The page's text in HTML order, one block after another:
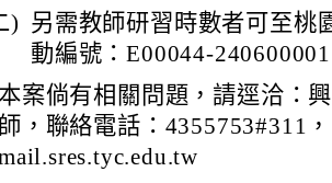
) 另需教師研習時數者可至桃
動編號：E00044-
本案倘有相關問題，請逕洽：
師，聯絡電話：4355753#311